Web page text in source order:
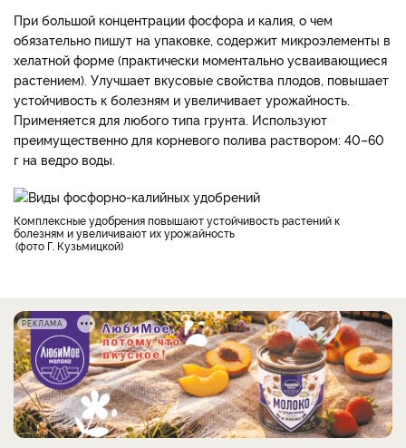
При большой концентрации фосфора и калия, о чем
обязательно пишут на упаковке, содержит микроэлементы в
хелатной форме (практически моментально усваивающиеся
растением). Улучшает вкусовые свойства плодов, повышает
устойчивость к болезням и увеличивает урожайность.
Применяется для любого типа грунта. Используют
преимущественно для корневого полива раствором: 40–60
г на ведро воды.
Комплексные удобрения повышают устойчивость растений к
болезням и увеличивают их урожайность
фото Г. Кузьмицкой
РЕКЛАМА